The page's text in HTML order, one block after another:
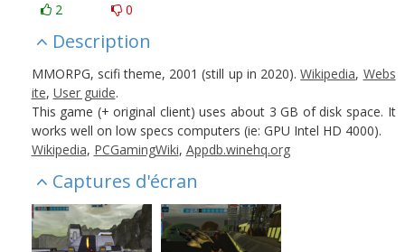
2 0
Description
MMORPG, scifi theme, 2001 (still up in 2020).Wikipedia, Webs
ite, User guide.
This game (+ original client) uses about 3 GB of disk space. It
works well on low specs computers (ie: GPU Intel HD 4000).
Wikipedia, PCGamingWiki, Appdb.winehq.org
Captures d'écran